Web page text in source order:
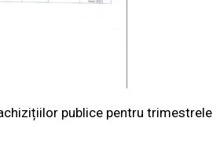
publice pentru trimestrele